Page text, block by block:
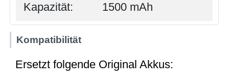
Kapazität: 1500 mAh
Kompatibilität
Ersetzt folgende Original Akkus: